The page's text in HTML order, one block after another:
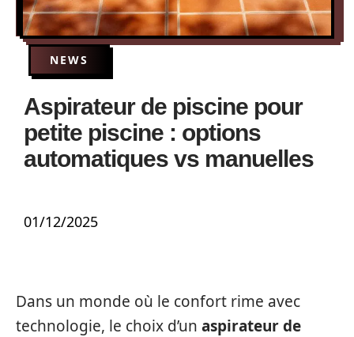
NEWS
Aspirateur de piscine pour
petite piscine : options
automatiques vs manuelles
01/12/2025
Dans un monde où le confort rime avec
technologie, le choix d’un aspirateur de